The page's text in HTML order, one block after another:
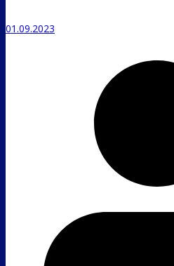
01.09.2023